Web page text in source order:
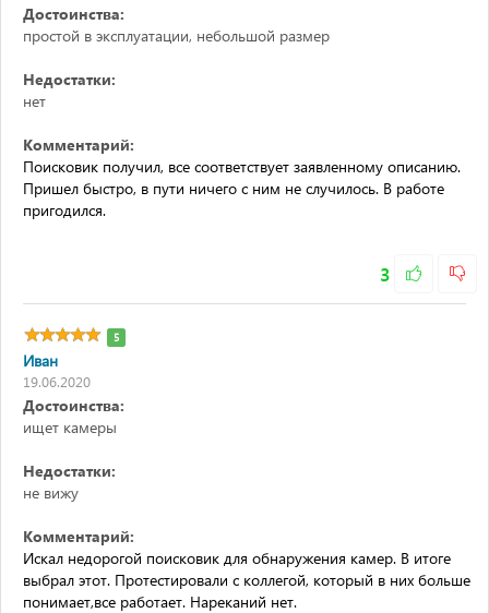
Достоинства:
простой в эксплуатации, небольшой размер
Недостатки:
нет
Комментарий:
Поисковик получил, все соответствует заявленному описанию.
Пришел быстро, в пути ничего с ним не случилось. В работе
пригодился.
3
5
Иван
19.06.2020
Достоинства:
ищет камеры
Недостатки:
не вижу
Комментарий:
Искал недорогой поисковик для обнаружения камер. В итоге
выбрал этот. Протестировали с коллегой, который в них больше
понимает,все работает. Нареканий нет.